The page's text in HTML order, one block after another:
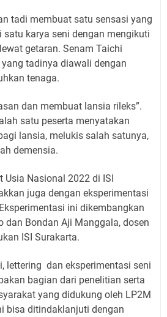
tadi membuat satu sensasi yang
karya seni dengan mengikuti
getaran. Senam Taichi
tadinya diawali dengan
tenaga.
dan membuat lansia rileks”.
satu peserta menyatakan
lansia, melukis salah satunya,
demensia.
Usia Nasional 2022 di ISI
juga dengan eksperimentasi
ini dikembangkan
dan Bondan Aji Manggala, dosen
ISI Surakarta.
lettering dan eksperimentasi seni
bagian dari penelitian serta
yang didukung oleh LP2M
bisa ditindaklanjuti dengan